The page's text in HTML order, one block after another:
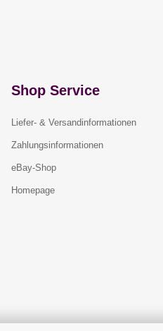
Shop Service
Liefer- & Versandinformationen
Zahlungsinformationen
eBay-Shop
Homepage